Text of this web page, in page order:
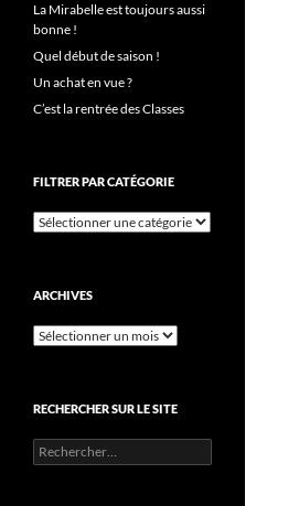
La Mirabelle est toujours aussi
bonne !
Quel début de saison !
Un achat en vue ?
C’est la rentrée des Classes
FILTRER PAR CATÉGORIE
Filtrer
ARCHIVES
Archives
RECHERCHER SUR LE SITE
Rechercher :